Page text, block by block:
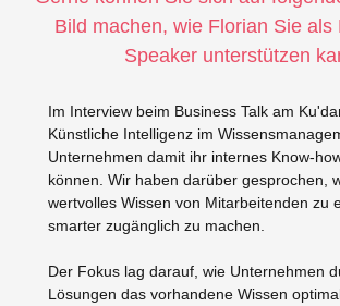
Bild machen, wie Florian Sie als
Speaker unterstützen
Im Interview beim Business Talk am
Künstliche Intelligenz im
Unternehmen damit ihr internes Know-
können. Wir haben darüber gesprochen,
wertvolles Wissen von Mitarbeitenden zu
smarter zugänglich zu machen.
Der Fokus lag darauf, wie Unternehmen
Lösungen das vorhandene Wissen